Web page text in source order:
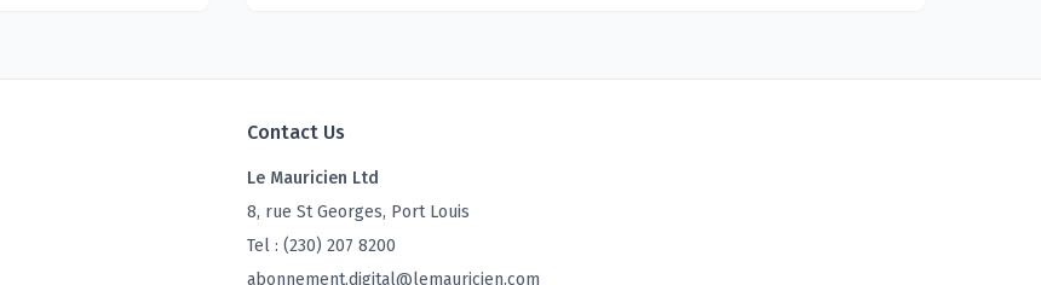
Contact Us
Le Mauricien Ltd
8, rue St Georges, Port Louis
Tel : (230) 207 8200
abonnement.digital@lemauricien.com